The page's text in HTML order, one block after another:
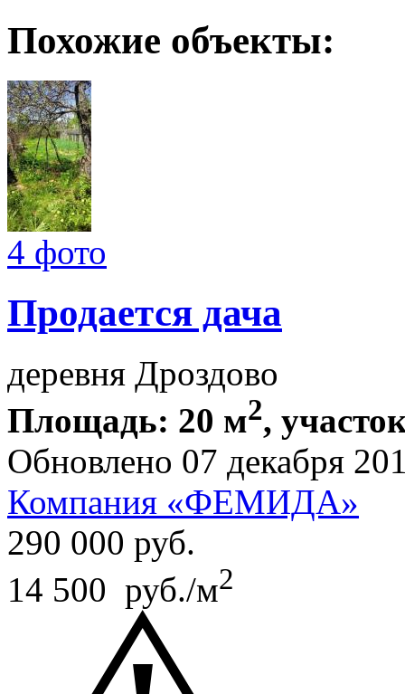
Похожие объекты:
4 фото
Продается дача
деревня Дроздово
Площадь: 20 м2,
Обновлено 07 декабря
Компания «ФЕМИДА»
290 000 руб.
14 500 руб./м2